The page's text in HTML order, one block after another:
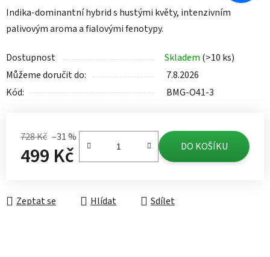
Indika-dominantní hybrid s hustými květy, intenzivním
palivovým aroma a fialovými fenotypy.
Dostupnost Skladem (>10 ks)
Můžeme doručit do:
7.8.2026
Kód:
BMG-O41-3
728 Kč –31 %
499 Kč DO KOŠÍKU
Zeptat se Hlídat Sdílet